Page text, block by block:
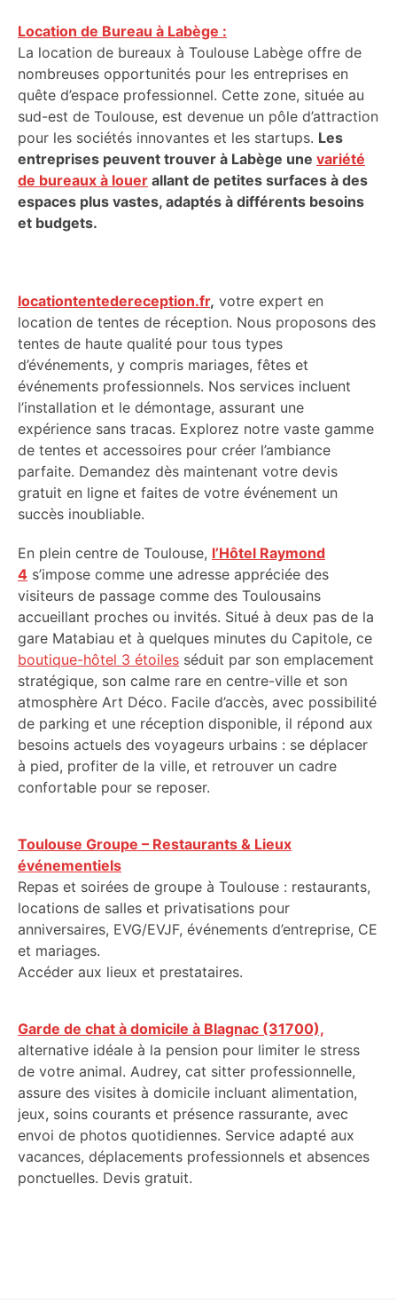
Location de Bureau à Labège :
La location de bureaux à Toulouse Labège offre de
nombreuses opportunités pour les entreprises en
quête d’espace professionnel. Cette zone, située au
sud-est de Toulouse, est devenue un pôle d’attraction
pour les sociétés innovantes et les startups. Les
entreprises peuvent trouver à Labège une variété
de bureaux à louer allant de petites surfaces à des
espaces plus vastes, adaptés à différents besoins
et budgets.
locationtentedereception.fr, votre expert en
location de tentes de réception. Nous proposons des
tentes de haute qualité pour tous types
d’événements, y compris mariages, fêtes et
événements professionnels. Nos services incluent
l’installation et le démontage, assurant une
expérience sans tracas. Explorez notre vaste gamme
de tentes et accessoires pour créer l’ambiance
parfaite. Demandez dès maintenant votre devis
gratuit en ligne et faites de votre événement un
succès inoubliable.
En plein centre de Toulouse, l’Hôtel Raymond
4 s’impose comme une adresse appréciée des
visiteurs de passage comme des Toulousains
accueillant proches ou invités. Situé à deux pas de la
gare Matabiau et à quelques minutes du Capitole, ce
boutique-hôtel 3 étoiles séduit par son emplacement
stratégique, son calme rare en centre-ville et son
atmosphère Art Déco. Facile d’accès, avec possibilité
de parking et une réception disponible, il répond aux
besoins actuels des voyageurs urbains : se déplacer
à pied, profiter de la ville, et retrouver un cadre
confortable pour se reposer.
Toulouse Groupe – Restaurants & Lieux
événementiels
Repas et soirées de groupe à Toulouse : restaurants,
locations de salles et privatisations pour
anniversaires, EVG/EVJF, événements d’entreprise, CE
et mariages.
Accéder aux lieux et prestataires.
Garde de chat à domicile à Blagnac (31700),
alternative idéale à la pension pour limiter le stress
de votre animal. Audrey, cat sitter professionnelle,
assure des visites à domicile incluant alimentation,
jeux, soins courants et présence rassurante, avec
envoi de photos quotidiennes. Service adapté aux
vacances, déplacements professionnels et absences
ponctuelles. Devis gratuit.